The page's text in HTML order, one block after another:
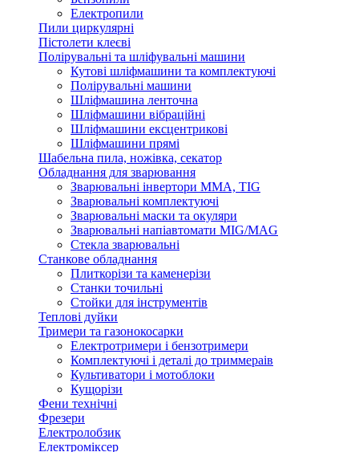
Електропили
Пили циркулярні
Пістолети клеєві
Полірувальні та шліфувальні машини
Кутові шліфмашини та комплектуючі
Полірувальні машини
Шліфмашина ленточна
Шліфмашини вібраційні
Шліфмашини ексцентрикові
Шліфмашини прямі
Шабельна пила, ножівка, секатор
Обладнання для зварювання
Зварювальні інвертори ММА, TIG
Зварювальні комплектуючі
Зварювальні маски та окуляри
Зварювальні напіавтомати MIG/MAG
Стекла зварювальні
Станкове обладнання
Плиткорізи та каменерізи
Станки точильні
Стойки для інструментів
Теплові дуйки
Тримери та газонокосарки
Електротримери і бензотримери
Комплектуючі і деталі до триммераів
Культиватори і мотоблоки
Кущорізи
Фени технічні
Фрезери
Електролобзик
Електроміксер